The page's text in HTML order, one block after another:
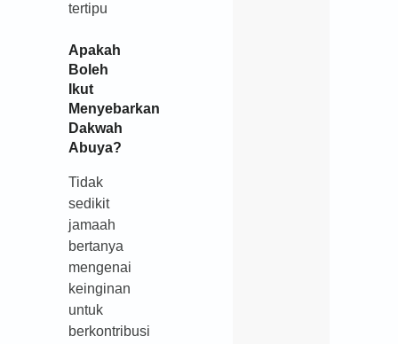
tertipu
Apakah
Boleh
Ikut
Menyebarkan
Dakwah
Abuya?
Tidak
sedikit
jamaah
bertanya
mengenai
keinginan
untuk
berkontribusi